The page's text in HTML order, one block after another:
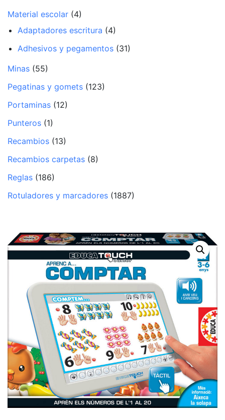
Material escolar (4)
Adaptadores escritura (4)
Adhesivos y pegamentos (31)
Minas (55)
Pegatinas y gomets (123)
Portaminas (12)
Punteros (1)
Recambios (13)
Recambios carpetas (8)
Reglas (186)
Rotuladores y marcadores (1887)